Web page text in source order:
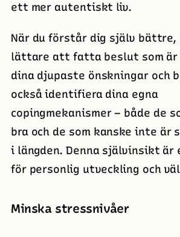
ett mer autentiskt liv.
När du förstår dig själv
lättare att fatta beslut som är
dina djupaste önskningar och
också identifiera dina egna
copingmekanismer – både de
bra och de som kanske inte är
i längden. Denna självinsikt är
för personlig utveckling och
Minska stressnivåer